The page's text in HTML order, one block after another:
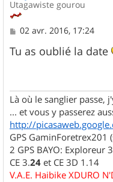
Utagawiste gourou
M
s
s
02 avr. 2016, 17:24
Tu as oublié la date
Là où le sanglier passe,
... et vous y passerez
http://
GPS GaminForetrex201
2 GPS BAYO: Exploreur
CE 3.24 et CE 3D 1.14
V.A.E. Haibike XDURO